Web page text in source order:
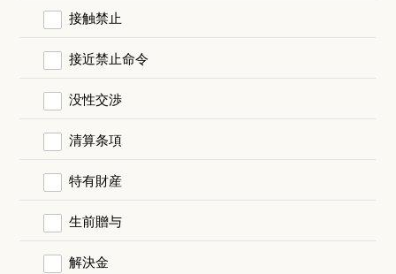
接触禁止
接近禁止命令
没性交渉
清算条項
特有財産
生前贈与
解決金